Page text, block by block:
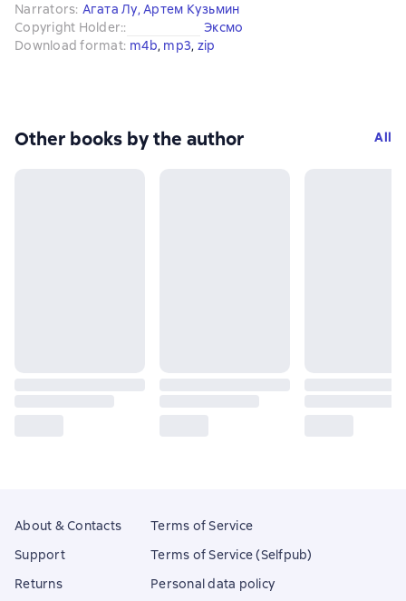
Narrators: Агата Лу, Артем Кузьмин
Copyright Holder::
Эксмо
Download format: m4b, mp3, zip
Other books by the author All
About & Contacts
Support
Returns
Terms of Service
Terms of Service (Selfpub)
Personal data policy